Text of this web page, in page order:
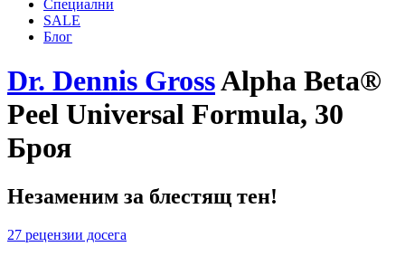
Специални
SALE
Блог
Dr. Dennis GrossAlpha Beta®
Peel Universal Formula, 30
Броя
Незаменим за блестящ тен!
27 рецензии досега